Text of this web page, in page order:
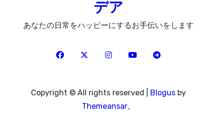
デア
あなたの日常をハッピーにするお手伝いをします
Copyright © All rights reserved Blogus by
Themeansar。